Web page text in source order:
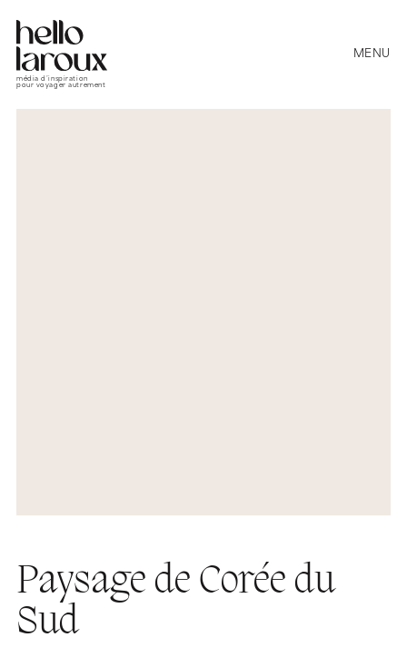
média d’inspiration
pour voyager autrement
MENU
Paysage de Corée du
Sud